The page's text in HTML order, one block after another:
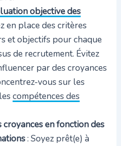
objective des
en place des critères
et objectifs pour chaque
de recrutement. Évitez
par des croyances
vous sur les
compétences des
croyances en fonction des
: Soyez prêt(e) à